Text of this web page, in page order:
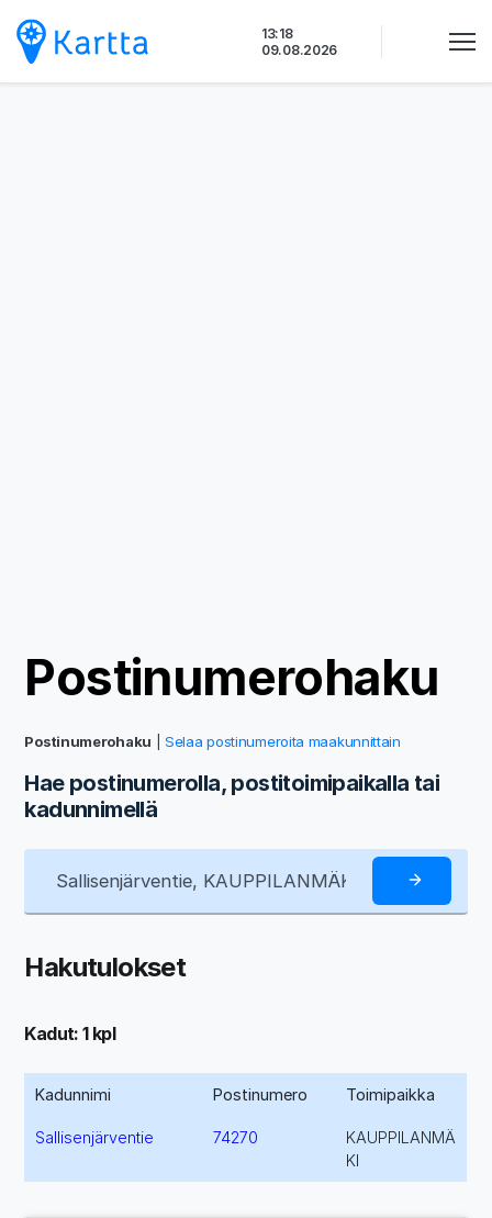
sisältöön
13:18
09.08.2026
Postinumerohaku
Postinumerohaku |Selaa postinumeroita maakunnittain
Hae postinumerolla, postitoimipaikalla tai
kadunnimellä
Hakutulokset
Kadut: 1 kpl
Kadunnimi Postinumero Toimipaikka
Sallisenjärventie 74270
KAUPPILANMÄ
KI